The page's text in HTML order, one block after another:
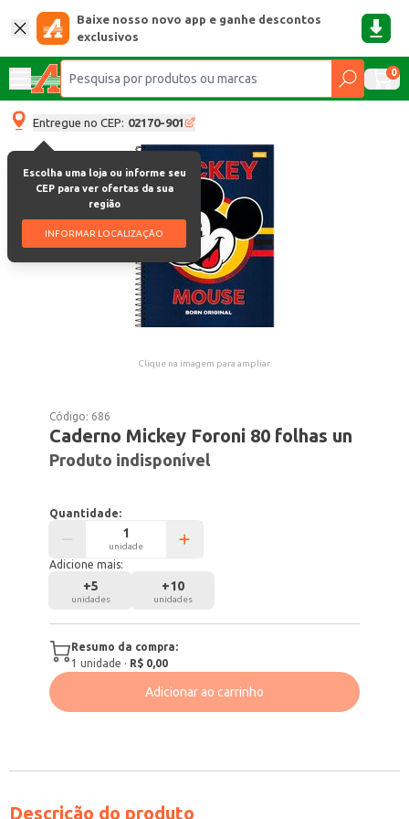
Baixe nosso novo app e ganhe descontos
exclusivos
0
Entregue no CEP: 02170-901
Escolha uma loja ou informe seu
CEP para ver ofertas da sua
região
INFORMAR LOCALIZAÇÃO
Clique na imagem para ampliar.
Código: 686
Caderno Mickey Foroni 80 folhas un
Produto indisponível
Quantidade:
unidade
Adicione mais:
+5
unidades
+10
unidades
Resumo da compra:
1 unidade · R$ 0,00
Adicionar ao carrinho
Descrição do produto